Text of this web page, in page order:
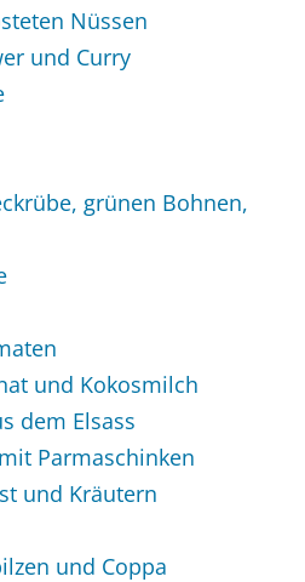
Nüssen
und Curry
grünen Bohnen,
und Kokosmilch
dem Elsass
Parmaschinken
und Kräutern
und Coppa